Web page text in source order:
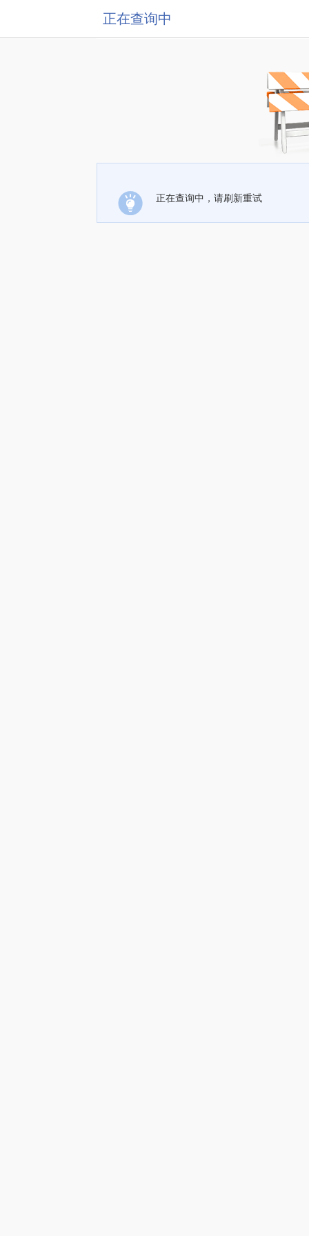
正在查询中
正在查询中，请刷新重试